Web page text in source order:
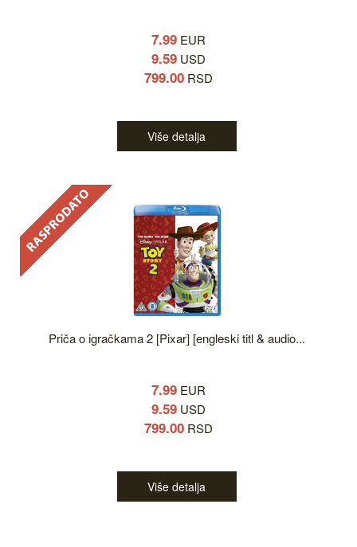
7.99 EUR
9.59 USD
799.00 RSD
Više detalja
Priča o igračkama 2 [Pixar] [engleski titl & audio...
7.99 EUR
9.59 USD
799.00 RSD
Više detalja